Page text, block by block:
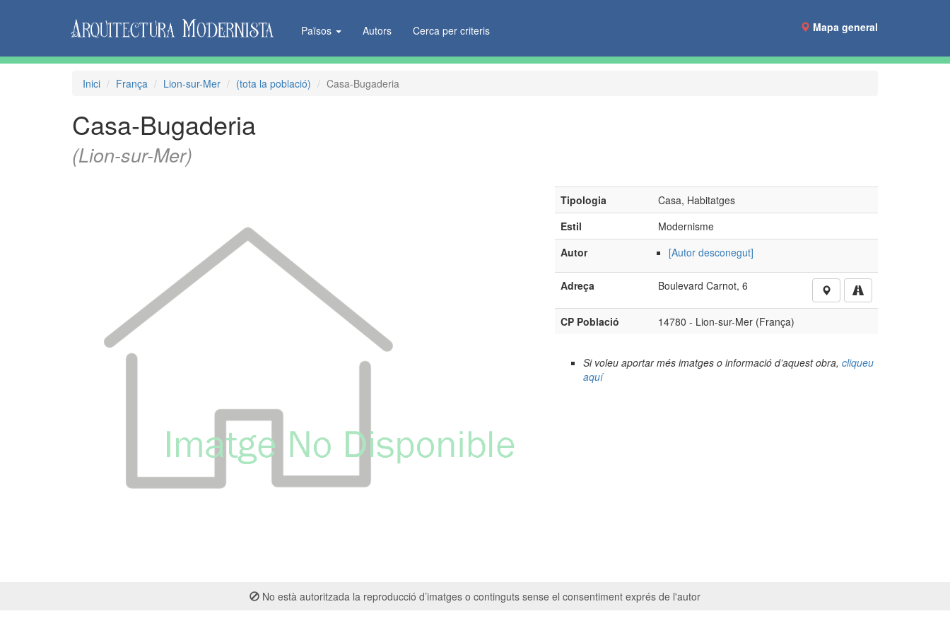
Països Autors Cerca per criteris Mapa general
Inici França Lion-sur-Mer (tota la població) Casa-Bugaderia
Casa-Bugaderia
(Lion-sur-Mer)
Tipologia
Casa, Habitatges
Estil
Modernisme
Autor
[Autor desconegut]
Adreça Boulevard Carnot, 6
CP Població 14780 - Lion-sur-Mer (França)
Si voleu aportar més imatges o informació d’aquest obra, cliqueu
aquí
No està autoritzada la reproducció d’imatges o continguts sense el consentiment exprés de l'autor